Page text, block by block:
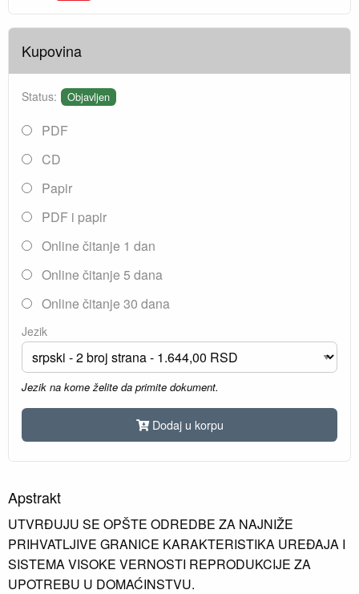
Kupovina
Status: Objavljen
PDF
CD
Papir
PDF i papir
Online čitanje 1 dan
Online čitanje 5 dana
Online čitanje 30 dana
Jezik
Jezik na kome želite da primite dokument.
Dodaj u korpu
Apstrakt
UTVRĐUJU SE OPŠTE ODREDBE ZA NAJNIŽE
PRIHVATLJIVE GRANICE KARAKTERISTIKA UREĐAJA I
SISTEMA VISOKE VERNOSTI REPRODUKCIJE ZA
UPOTREBU U DOMAĆINSTVU.